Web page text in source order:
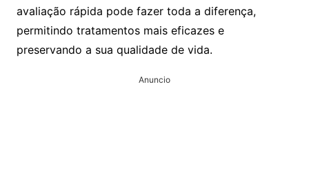
avaliação rápida pode fazer toda a diferença,
permitindo tratamentos mais eficazes e
preservando a sua qualidade de vida.
Anuncio